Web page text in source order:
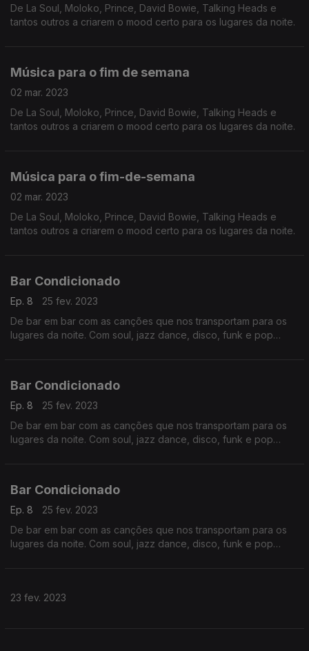
De La Soul, Moloko, Prince, David Bowie, Talking Heads e
tantos outros a criarem o mood certo para os lugares da noite.
Música para o fim de semana
02 mar. 2023
De La Soul, Moloko, Prince, David Bowie, Talking Heads e
tantos outros a criarem o mood certo para os lugares da noite.
Música para o fim-de-semana
02 mar. 2023
De La Soul, Moloko, Prince, David Bowie, Talking Heads e
tantos outros a criarem o mood certo para os lugares da noite.
Bar Condicionado
Ep. 8
25 fev. 2023
De bar em bar com as canções que nos transportam para os
lugares da noite. Com soul, jazz dance, disco, funk e pop
Bar Condicionado
Ep. 8
25 fev. 2023
De bar em bar com as canções que nos transportam para os
lugares da noite. Com soul, jazz dance, disco, funk e pop
Bar Condicionado
Ep. 8
25 fev. 2023
De bar em bar com as canções que nos transportam para os
lugares da noite. Com soul, jazz dance, disco, funk e pop
23 fev. 2023